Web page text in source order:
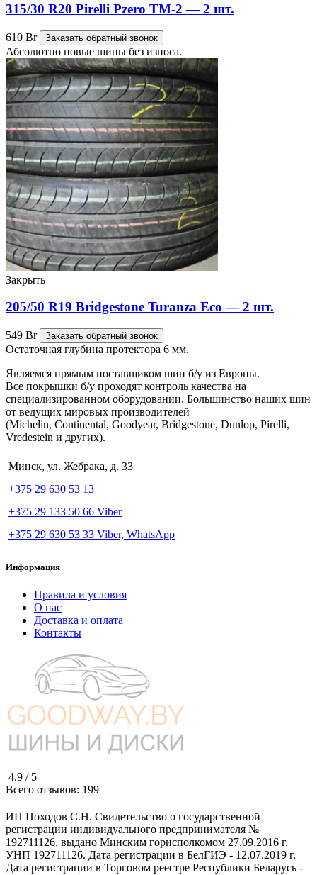
315/30 R20 Pirelli Pzero TM-2 — 2 шт.
610 Br Заказать обратный звонок
Абсолютно новые шины без износа.
Закрыть
205/50 R19 Bridgestone Turanza Eco — 2 шт.
549 Br Заказать обратный звонок
Остаточная глубина протектора 6 мм.
Являемся прямым поставщиком шин б/у из Европы.
Все покрышки б/у проходят контроль качества на
специализированном оборудовании. Большинство наших шин
от ведущих мировых производителей
(Michelin, Continental, Goodyear, Bridgestone, Dunlop, Pirelli,
Vredestein и других).
Минск, ул. Жебрака, д. 33
+375 29 630 53 13
+375 29 133 50 66 Viber
+375 29 630 53 33 Viber, WhatsApp
Информация
Правила и условия
О нас
Доставка и оплата
Контакты
4.9 / 5
Всего отзывов: 199
ИП Походов С.Н. Свидетельство о государственной
регистрации индивидуального предпринимателя №
192711126, выдано Минским горисполкомом 27.09.2016 г.
УНП 192711126. Дата регистрации в БелГИЭ - 12.07.2019 г.
Дата регистрации в Торговом реестре Республики Беларусь -